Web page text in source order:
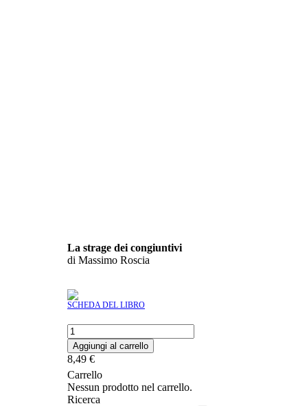
La strage dei congiuntivi
di Massimo Roscia
SCHEDA DEL LIBRO
La
strage
dei
congiuntivi
quantità
Aggiungi al carrello
8,49 €
Carrello
Nessun prodotto nel carrello.
Ricerca